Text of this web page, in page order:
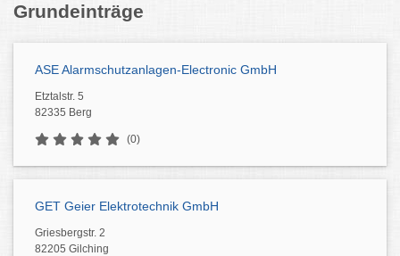
Grundeinträge
ASE Alarmschutzanlagen-Electronic GmbH
Etztalstr. 5
82335 Berg
(0)
GET Geier Elektrotechnik GmbH
Griesbergstr. 2
82205 Gilching